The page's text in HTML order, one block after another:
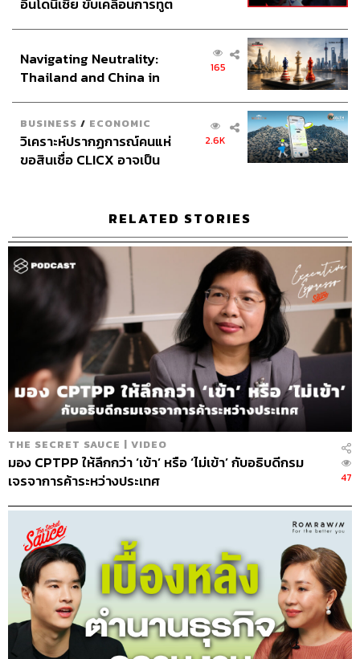
ศาสตร์และศิลป์ ไม่มีกำหนดตายตัว อยู่ที่บริบทโดยรวมและ
การสังเกตความพร้อมของลูกทีมเป็นหลัก
6. เปิดรับความหลากหลาย
จุดเด่นของ Google คือ การเปิดรับความหลากหลายของคน
ทำงาน Google เชื่อว่าการมีคนเก่งมารวมตัวกันเป็นเรื่องดี
แต่จะดียิ่งกว่าถ้ามีคนเก่งจากหลากหลายที่มา และพามาซึ่ง
มุมมองหรือวิธีคิดแปลกใหม่ เพื่อการผสมผสานแนวคิดใน
การสร้างนวัตกรรมชิ้นต่อไป โดยไม่จำเป็นต้องใช้แค่วิศวกร
7. เลือกคนที่ใช่สำหรับองค์กร
Google จริงจังกับการมองหาคนที่ถูกต้องเข้ามาร่วมงาน โดย
คนแบบ Google มีคุณสมบัติ 4 ข้อคือ หนึ่ง เป็นคนที่เข้าใจใน
งานตำแหน่งงานของตัวเองอย่างถ่องแท้ สอง มีความเป็นผู้นำ
ในตัวเอง แม้จะไม่ใช่หัวหน้า แต่ก็ควรรู้วิธีบริหารงานที่ต้อง
รับผิดชอบให้เกิดประสิทธิภาพมากที่สุด สาม มีความพร้อมใน
การแข่งขันและแก้ปัญหา และสี่ เป็นคนแบบ Googliness
หรือคนที่มีวิธีคิดแบบเดียวกับ Google คือต้องมีแพสชัน คิด
ใหญ่ และโฟกัสที่ลูกค้าเป็นหลัก
สามารถฟังพอดแคสต์ The Secret Sauce
ผ่านแอปพลิเคชันต่างๆ ที่คุณสะดวกหรือใช้อยู่แล้วได้เลย
อินโดนีเซีย ขับเคลื่อนการทูต
อินโดนีเซีย
Navigating Neutrality:
Thailand and China in
165
BUSINESS / ECONOMIC
วิเคราะห์ปรากฏการณ์คนแห่
ขอสินเชื่อ CLICX อาจเป็น
2.6K
RELATED STORIES
THE SECRET SAUCE | VIDEO
มอง CPTPP ให้ลึกกว่า ‘เข้า’ หรือ ‘ไม่เข้า’ กับอธิบดีกรม
เจรจาการค้าระหว่างประเทศ
47